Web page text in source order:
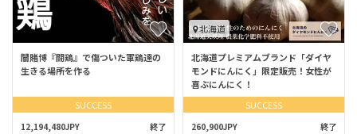
闇賭博『闘鶏』で傷ついた軍鶏達の
生きる場所を作る
SUCCESS
12,194,480JPY 終了
北海道
北海道プレミアムブランド「ダイヤ
モンドにんにく」限定販売！女性が
喜ぶにんにく！
SUCCESS
260,900JPY 終了